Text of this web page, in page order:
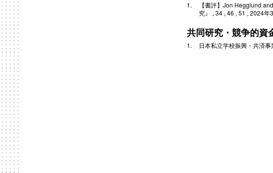
【書評】Jon Hegglund
究』 , 34 , 46 , 51 , 2024年
共同研究・競争的資
日本私立学校振興・共済